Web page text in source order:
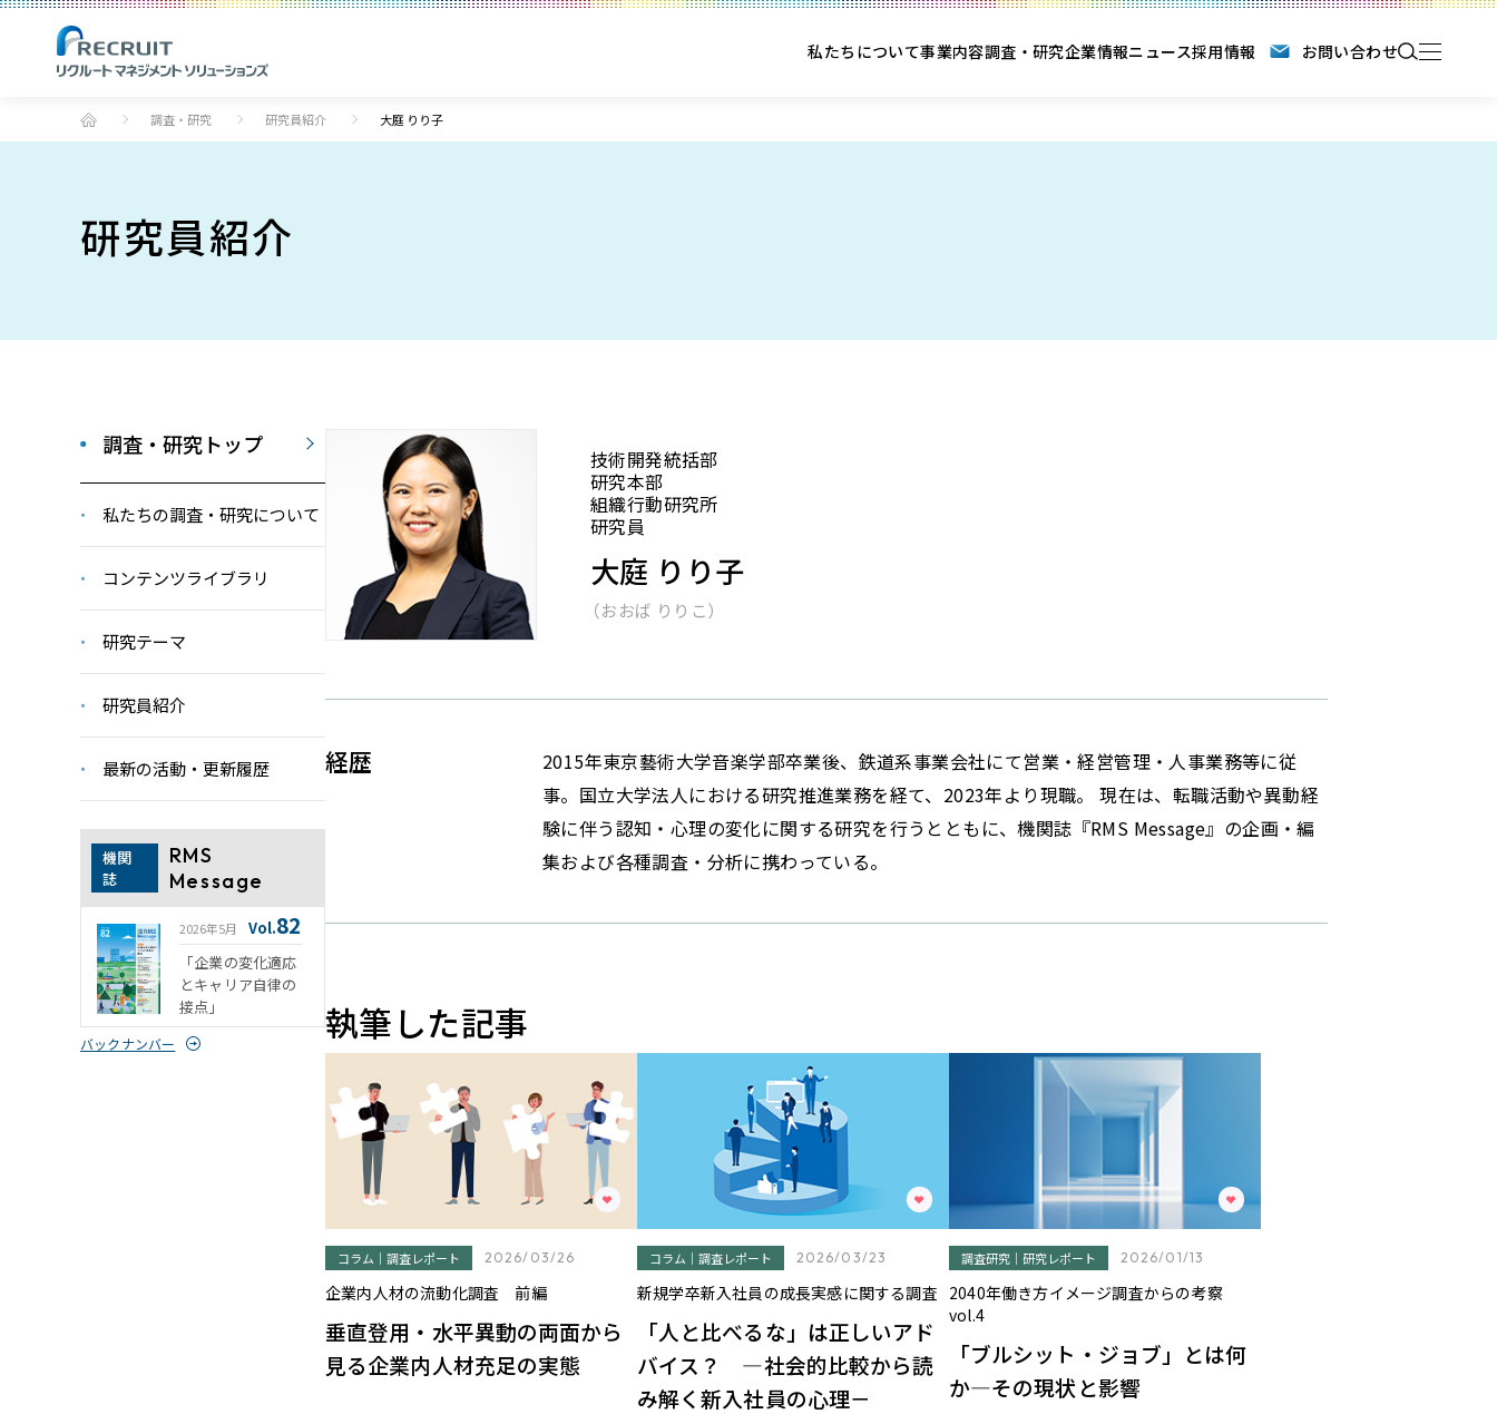
私たちについて事業内容調査・研究企業情報ニュース採用情報 お問い合わせ
調査・研究 研究員紹介 大庭 りり子
研究員紹介
調査・研究トップ
私たちの調査・研究について
コンテンツライブラリ
研究テーマ
研究員紹介
最新の活動・更新履歴
機関
誌
RMS
Message
「企業の変化適応
とキャリア自律の
接点」
2026年5月 Vol.82
バックナンバー
技術開発統括部
研究本部
組織行動研究所
研究員
大庭 りり子
（おおば りりこ）
経歴
2015年東京藝術大学音楽学部卒業後、鉄道系事業会社にて営業・経営管理・人事業務等に従
事。国立大学法人における研究推進業務を経て、2023年より現職。 現在は、転職活動や異動経
験に伴う認知・心理の変化に関する研究を行うとともに、機関誌『RMS Message』の企画・編
集および各種調査・分析に携わっている。
執筆した記事
コラム｜調査レポート 2026/03/26
企業内人材の流動化調査 前編
垂直登用・水平異動の両面から
見る企業内人材充足の実態
コラム｜調査レポート 2026/03/23
新規学卒新入社員の成長実感に関する調査
「人と比べるな」は正しいアド
バイス？ ―社会的比較から読
み解く新入社員の心理－
調査研究｜研究レポート 2026/01/13
2040年働き方イメージ調査からの考察
vol.4
「ブルシット・ジョブ」とは何
か―その現状と影響